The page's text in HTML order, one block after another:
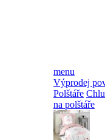
menu
Výprodej
Polštáře
na polštáře